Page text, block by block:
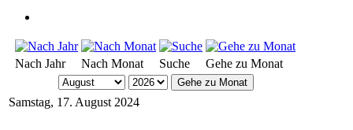
Nach Jahr Nach Monat Suche Gehe zu Monat
Gehe zu Monat
Samstag, 17. August 2024